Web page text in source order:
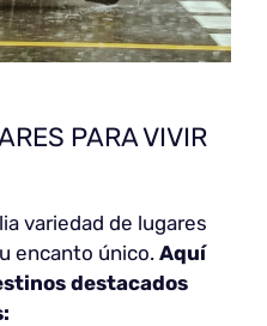
PARA VIVIR
variedad de lugares
encanto único.Aquí
destacados